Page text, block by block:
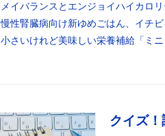
メイバランスとエンジョイハイカロ
慢性腎臓病向け新ゆめごはん、イチ
小さいけれど美味しい栄養補給「ミ
クイズ